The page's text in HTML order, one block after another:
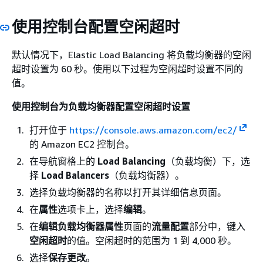
使用控制台配置空闲超时
默认情况下，Elastic Load Balancing 将负载均衡器的空闲
超时设置为 60 秒。使用以下过程为空闲超时设置不同的
值。
使用控制台为负载均衡器配置空闲超时设置
打开位于 https://console.aws.amazon.com/ec2/
的 Amazon EC2 控制台。
在导航窗格上的 Load Balancing （负载均衡）下，选
择 Load Balancers （负载均衡器）。
选择负载均衡器的名称以打开其详细信息页面。
在属性选项卡上，选择编辑。
在编辑负载均衡器属性页面的流量配置部分中，键入
空闲超时的值。空闲超时的范围为 1 到 4,000 秒。
选择保存更改。